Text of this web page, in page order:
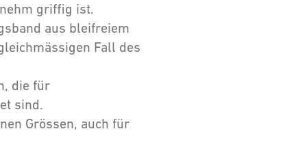
griffig ist.
aus bleifreiem
Fall des
die für
sind.
Grössen, auch für